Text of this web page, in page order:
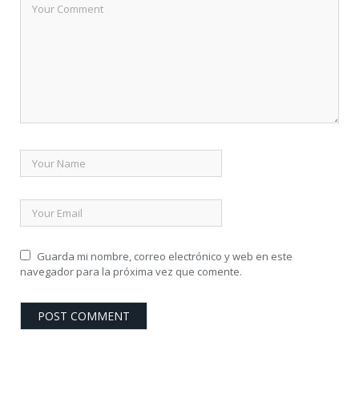
Guarda mi nombre, correo electrónico y web en este
navegador para la próxima vez que comente.